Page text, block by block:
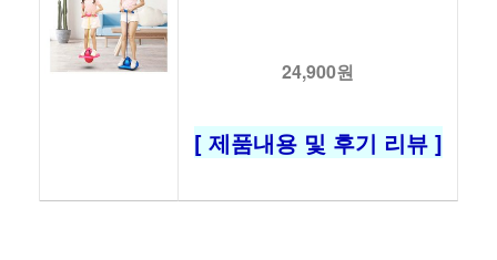
24,900원
[ 제품내용 및 후기 리뷰 ]